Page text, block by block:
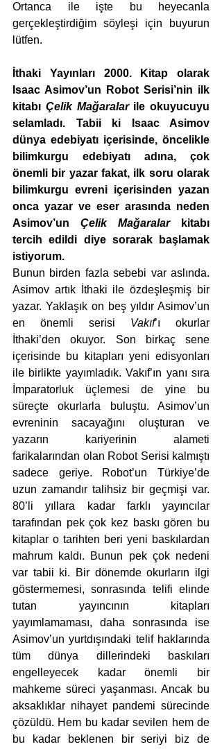
Ortanca ile işte bu heyecanla
gerçekleştirdiğim söyleşi için buyurun
lütfen.
İthaki Yayınları 2000. Kitap olarak
Isaac Asimov’un Robot Serisi’nin ilk
kitabı Çelik Mağaralar ile okuyucuyu
selamladı. Tabii ki Isaac Asimov
dünya edebiyatı içerisinde, öncelikle
bilimkurgu edebiyatı adına, çok
önemli bir yazar fakat, ilk soru olarak
bilimkurgu evreni içerisinden yazan
onca yazar ve eser arasında neden
Asimov’un Çelik Mağaralar kitabı
tercih edildi diye sorarak başlamak
istiyorum.
Bunun birden fazla sebebi var aslında.
Asimov artık İthaki ile özdeşleşmiş bir
yazar. Yaklaşık on beş yıldır Asimov’un
en önemli serisi Vakıf’ı okurlar
İthaki’den okuyor. Son birkaç sene
içerisinde bu kitapları yeni edisyonları
ile birlikte yayımladık. Vakıf’ın yanı sıra
İmparatorluk üçlemesi de yine bu
süreçte okurlarla buluştu. Asimov’un
evreninin sacayağını oluşturan ve
yazarın kariyerinin alameti
farikalarından olan Robot Serisi kalmıştı
sadece geriye. Robot’un Türkiye’de
uzun zamandır talihsiz bir geçmişi var.
80’li yıllara kadar farklı yayıncılar
tarafından pek çok kez baskı gören bu
kitaplar o tarihten beri yeni baskılardan
mahrum kaldı. Bunun pek çok nedeni
var tabii ki. Bir dönemde okurların ilgi
göstermemesi, sonrasında telifi elinde
tutan yayıncının kitapları
yayımlamaması, daha sonrasında ise
Asimov’un yurtdışındaki telif haklarında
tüm dünya dillerindeki baskıları
engelleyecek kadar önemli bir
mahkeme süreci yaşanması. Ancak bu
aksaklıklar nihayet pandemi sürecinde
çözüldü. Hem bu kadar sevilen hem de
bu kadar beklenen bir seriyi biz de